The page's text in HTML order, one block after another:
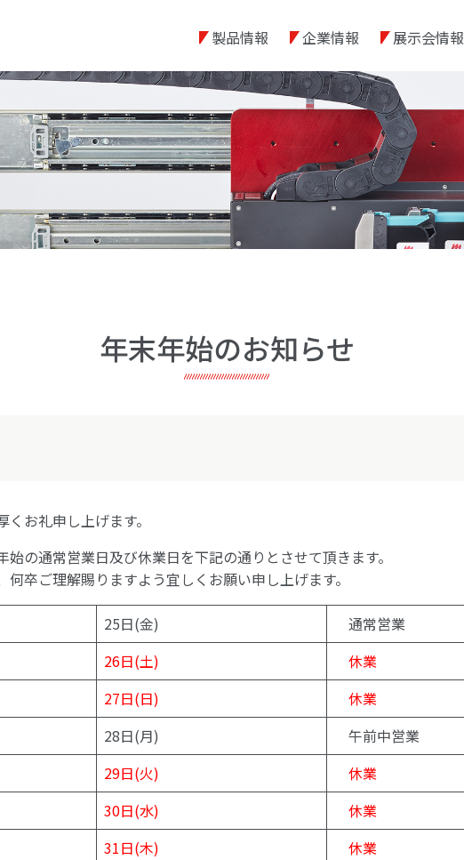
製品情報 企業情報 展示会情報
年末年始のお知らせ
お礼申し上げます。
の通常営業日及び休業日を下記の通りとさせて頂きます。
卒ご理解賜りますよう宜しくお願い申し上げます。
25日(金)
通常営業
26日(土)
休業
27日(日)
休業
28日(月)
午前中営業
29日(火)
休業
30日(水)
休業
31日(木)
休業